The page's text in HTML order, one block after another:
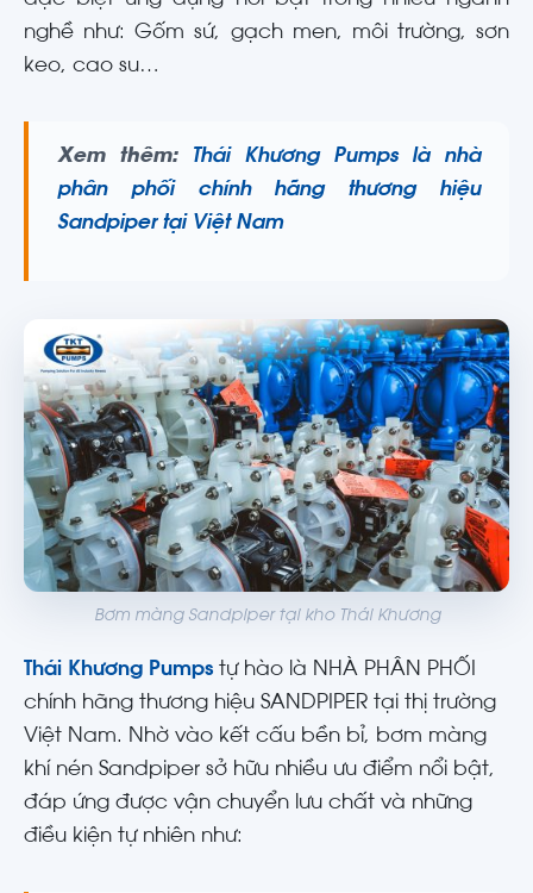
nghề như: Gốm sứ, gạch men, môi trường, sơn
keo, cao su…
Xem thêm:
Thái Khương Pumps là nhà
phân phối chính hãng thương hiệu
Sandpiper tại Việt Nam
Bơm màng Sandpiper tại kho Thái Khương
Thái Khương Pumps tự hào là NHÀ PHÂN PHỐI
chính hãng thương hiệu SANDPIPER tại thị trường
Việt Nam. Nhờ vào kết cấu bền bỉ, bơm màng
khí nén Sandpiper sở hữu nhiều ưu điểm nổi bật,
đáp ứng được vận chuyển lưu chất và những
điều kiện tự nhiên như: